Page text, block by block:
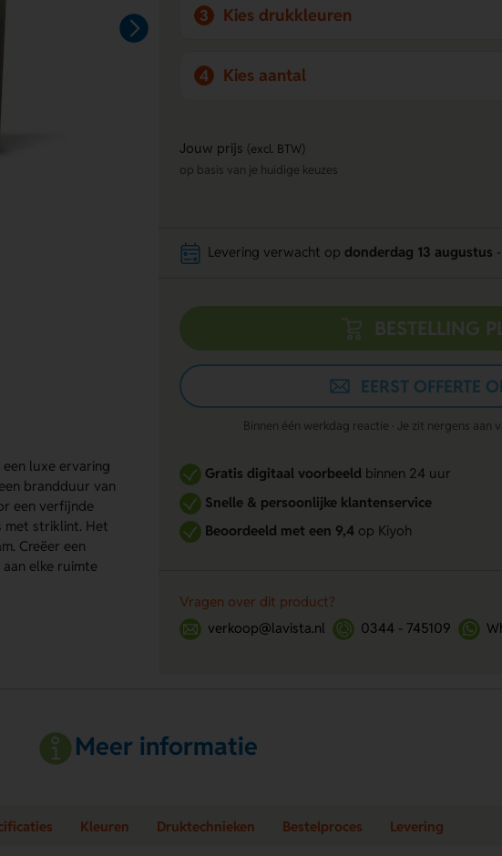
luxe ervaring
brandduur van
een verfijnde
met striklint. Het
Creëer een
elke ruimte
3 Kies drukkleuren
4 Kies aantal
Jouw prijs (excl. BTW)
op basis van je huidige keuzes
Levering verwacht op donderdag 13 augustus
BESTELLING
EERST OFFERTE
Binnen één werkdag reactie · Je zit nergens aan
Gratis digitaal voorbeeldbinnen 24 uur
Snelle & persoonlijke klantenservice
Beoordeeld met een 9,4op Kiyoh
Vragen over dit product?
verkoop@lavista.nl
0344 - 745109
Meer informatie
Kleuren Druktechnieken Bestelproces Levering